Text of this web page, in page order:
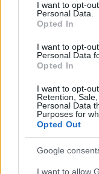
I want to opt-
Personal Data.
Opted In
I want to opt-
Personal Data
Opted In
I want to opt-
Retention,
Personal Data
Purposes for
Opted Out
Google
I want to allow
Algunas líneas
portabicicletas
puestos son
Donde se
aceptan la bici
regulamentos y
frenos fríos y
transporte.
Tres anillos